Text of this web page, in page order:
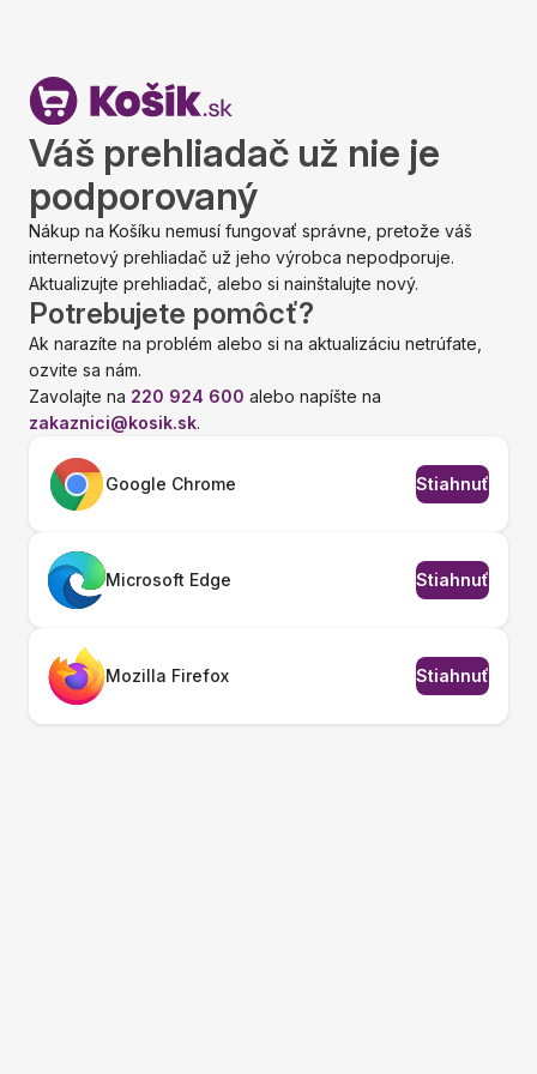
Váš prehliadač už nie je
podporovaný
Nákup na Košíku nemusí fungovať správne, pretože váš
internetový prehliadač už jeho výrobca nepodporuje.
Aktualizujte prehliadač, alebo si nainštalujte nový.
Potrebujete pomôcť?
Ak narazíte na problém alebo si na aktualizáciu netrúfate,
ozvite sa nám.
Zavolajte na 220 924 600 alebo napíšte na
zakaznici@kosik.sk.
Google Chrome Stiahnuť
Microsoft Edge Stiahnuť
Mozilla Firefox Stiahnuť